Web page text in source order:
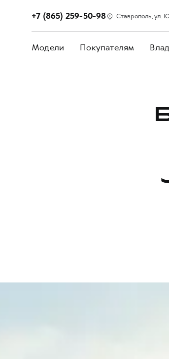
+7 (865) 259-50-98 Ставрополь, ул.
Модели Покупателям